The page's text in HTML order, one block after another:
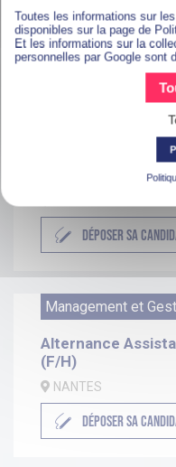
LES SORINIÈRES
DÉPOSER SA
Management et
Alternance
DÉPOSER SA
Management et
Alternance
(F/H)
NANTES
DÉPOSER SA
Toutes les informations sur
disponibles sur la page de
Et les informations sur la
personnelles par Google sont